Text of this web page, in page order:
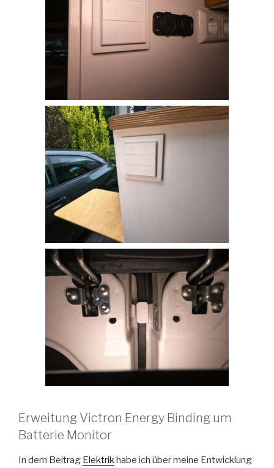
Erweitung Victron Energy Binding um
Batterie Monitor
In dem Beitrag Elektrik habe ich über meine Entwicklung